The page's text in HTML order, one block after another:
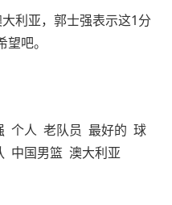
利亚，郭士强表示这1分
吧。
个人 老队员 最好的 球
中国男篮 澳大利亚